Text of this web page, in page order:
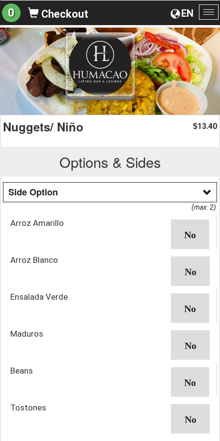
EN
0 Checkout
Nuggets/ Niño $13.40
Options & Sides
Side Option
(max: 2)
Arroz Amarillo
Arroz Blanco
Ensalada Verde
Maduros
Beans
Tostones